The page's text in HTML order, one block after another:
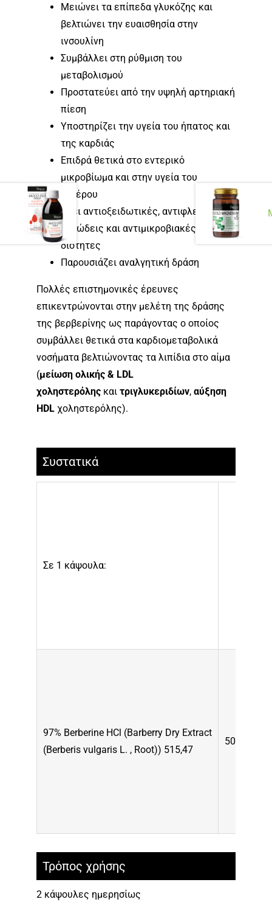
Μειώνει τα επίπεδα γλυκόζης και
βελτιώνει την ευαισθησία στην
ινσουλίνη
Συμβάλλει στη ρύθμιση του
μεταβολισμού
Προστατεύει από την υψηλή αρτηριακή
πίεση
Υποστηρίζει την υγεία του ήπατος και
της καρδιάς
Επιδρά θετικά στο εντερικό
μικροβίωμα και στην υγεία του
εντέρου
Έχει αντιοξειδωτικές, αντιφλεγ
μονώδεις και αντιμικροβιακές ι
διότητες
Παρουσιάζει αναλγητική δράση
Πολλές επιστημονικές έρευνες
επικεντρώνονται στην μελέτη της δράσης
της βερβερίνης ως παράγοντας ο οποίος
συμβάλλει θετικά στα καρδιομεταβολικά
νοσήματα βελτιώνοντας τα λιπίδια στο αίμα
(μείωση ολικής & LDL
χοληστερόληςκαι τριγλυκεριδίων, αύξηση
HDLχοληστερόλης).
Συστατικά
Σε 1 κάψουλα:
97% Berberine HCl (Barberry Dry Extract
(Berberis vulgaris L. , Root)) 515,47
500mg
Τρόπος χρήσης
2 κάψουλες ημερησίως